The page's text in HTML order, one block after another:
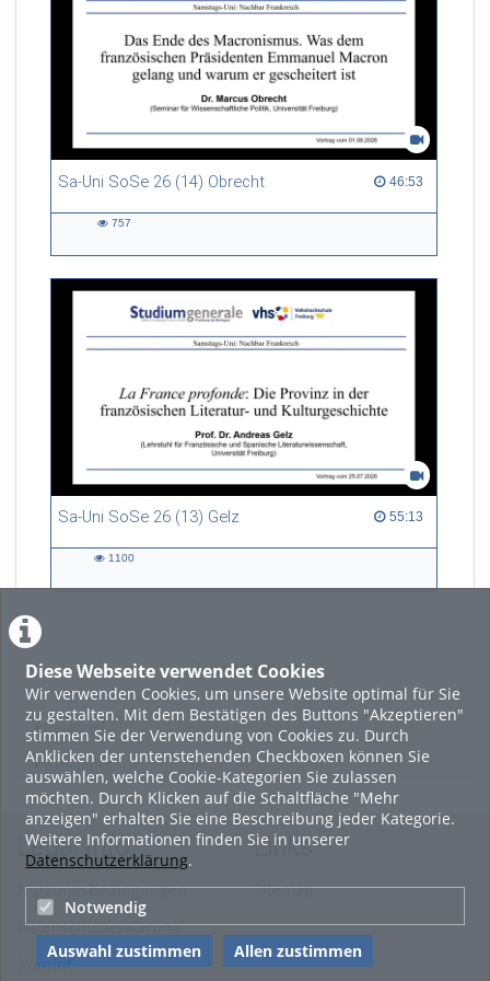
Diese Webseite verwendet Cookies
Wir verwenden Cookies, um unsere Website optimal für Sie
zu gestalten. Mit dem Bestätigen des Buttons "Akzeptieren"
stimmen Sie der Verwendung von Cookies zu. Durch
Anklicken der untenstehenden Checkboxen können Sie
auswählen, welche Cookie-Kategorien Sie zulassen
möchten. Durch Klicken auf die Schaltfläche "Mehr
anzeigen" erhalten Sie eine Beschreibung jeder Kategorie.
Weitere Informationen finden Sie in unserer
Datenschutzerklärung.
Notwendig
Auswahl zustimmen Allen zustimmen
Sa-Uni SoSe 26 (14) Obrecht 46:53
46:53 duration
757
Sa-Uni SoSe 26 (13) Gelz 55:13
55:13 duration
1100
LADE MEHR
Featured
Beliebtheit
Legal Info
Nutzungsbedingungen
Datenschutzerklärung
Imprint
Links
Sitemap